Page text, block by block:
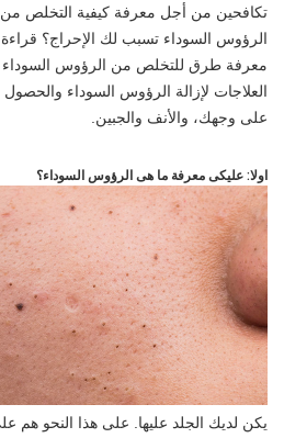
تكافحين من أجل معرفة كيفية التخلص
الرؤوس السوداء تسبب لك الإحراج؟
معرفة طرق للتخلص من الرؤوس السوداء
العلاجات لإزالة الرؤوس السوداء
على وجهك، والأنف والجبين.
اولا: عليكى معرفة ما هى الرؤوس السوداء؟
يكن لديك الجلد عليها. على هذا النحو هم